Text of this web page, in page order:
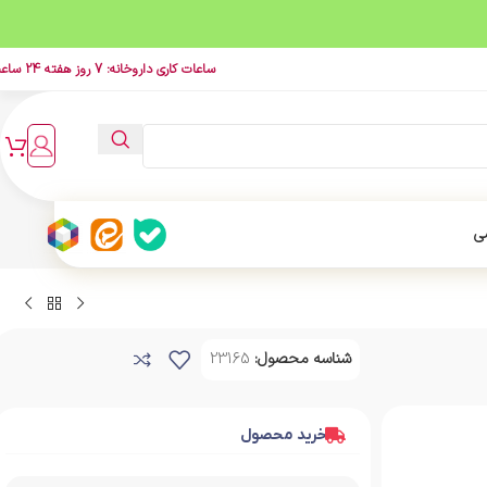
ساعات کاری داروخانه: 7 روز هفته 24 ساعت
شناسه محصول: 23165
خرید محصول